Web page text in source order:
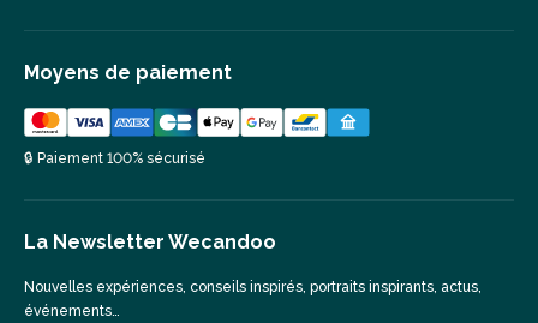
Moyens de paiement
🔒 Paiement 100% sécurisé
La Newsletter Wecandoo
Nouvelles expériences, conseils inspirés, portraits inspirants, actus,
événements…